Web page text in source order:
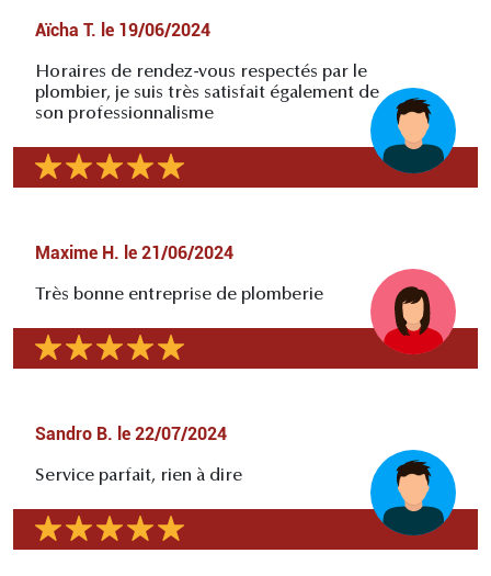
Aïcha T. le 19/06/2024
Horaires de rendez-vous respectés par le
plombier, je suis très satisfait également de
son professionnalisme
Maxime H. le 21/06/2024
Très bonne entreprise de plomberie
Sandro B. le 22/07/2024
Service parfait, rien à dire